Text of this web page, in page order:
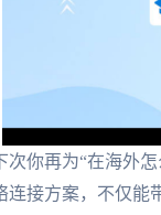
次你再为“在海外
连接方案，不仅能